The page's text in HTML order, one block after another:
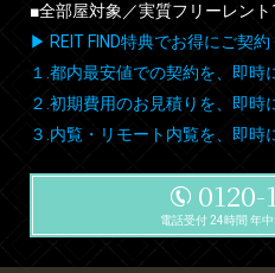
■全部屋対象／実質フリーレン
▶ REIT FIND特典でお得にご契約
１.都内最安値での契約を、即時
２.初期費用のお見積りを、即時
３.内覧・リモート内覧を、即時
0120-
電話受付 24時間 年